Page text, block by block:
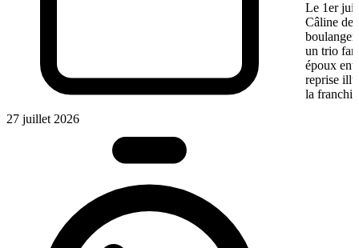
27 juillet 2026
Le 1er
Câline de
un trio
époux
reprise
la